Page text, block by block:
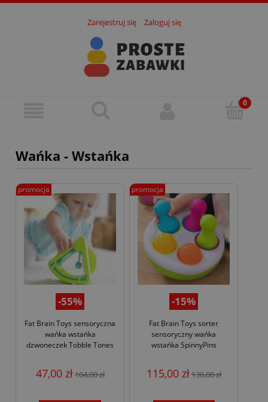
Zarejestruj się Zaloguj się
Wańka - Wstańka
-55%
Fat Brain Toys sensoryczna
wańka wstańka
dzwoneczek Tobble Tones
47,00 zł104,00 zł
promocja
-15%
Fat Brain Toys sorter
sensoryczny wańka
wstańka SpinnyPins
115,00 zł136,00 zł
promocja